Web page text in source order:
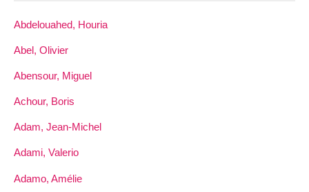
Abdelouahed, Houria
Abel, Olivier
Abensour, Miguel
Achour, Boris
Adam, Jean-Michel
Adami, Valerio
Adamo, Amélie